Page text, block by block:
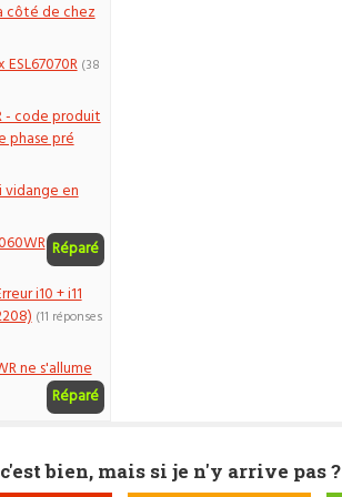
côté de chez
(38
- code produit
phase pré
vidange en
Réparé
i10 + i11
(11 réponses
ne s'allume
Réparé
bien, mais si je n'y arrive pas ?